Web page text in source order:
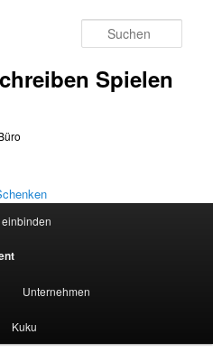
Spielen
Unternehmen
Kuku